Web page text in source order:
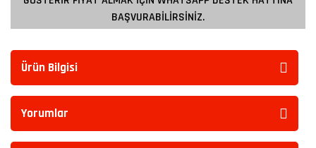
BAŞVURABİLİRSİNİZ.
Ürün Bilgisi
Yorumlar